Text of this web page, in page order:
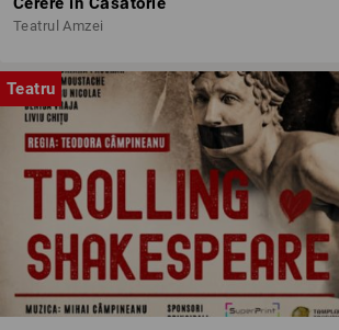
Teatrul Amzei
Teatru